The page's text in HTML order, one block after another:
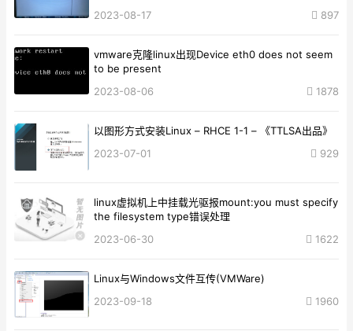
2023-08-17
897
vmware克隆linux出现Device eth0 does not seem
to be present
2023-08-06
1878
以图形方式安装Linux – RHCE 1-1 – 《TTLSA出品》
2023-07-01
929
linux虚拟机上中挂载光驱报mount:you must specify
the filesystem type错误处理
2023-06-30
1622
Linux与Windows文件互传(VMWare)
2023-09-18
1960